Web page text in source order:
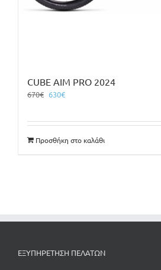
CUBE AIM PRO 2024
670€ Original
670€.
630€Η
είναι:
630€.
Προσθήκη στο καλάθι
ΕΞΥΠΗΡΕΤΗΣΗ ΠΕΛΑΤΩΝ